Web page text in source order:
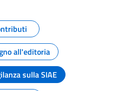
pagina
all'editoria
sulla SIAE